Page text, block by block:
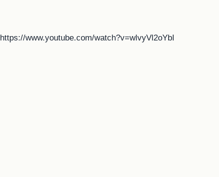
https://www.youtube.com/watch?v=wlvyVl2oYbI